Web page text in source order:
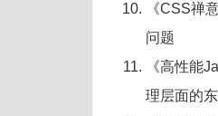
《CSS禅
问题
《高性能
理层面的